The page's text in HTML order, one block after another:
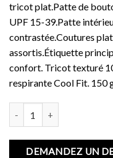
tricot plat.Patte de
UPF 15-39.Patte
contrastée.Coutures
assortis.Étiquette
confort. Tricot texturé
respirante Cool Fit. 150
DEMANDEZ UN